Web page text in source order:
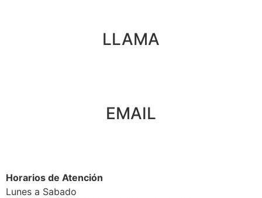
LLAMA
EMAIL
Horarios de Atención
Lunes a Sabado